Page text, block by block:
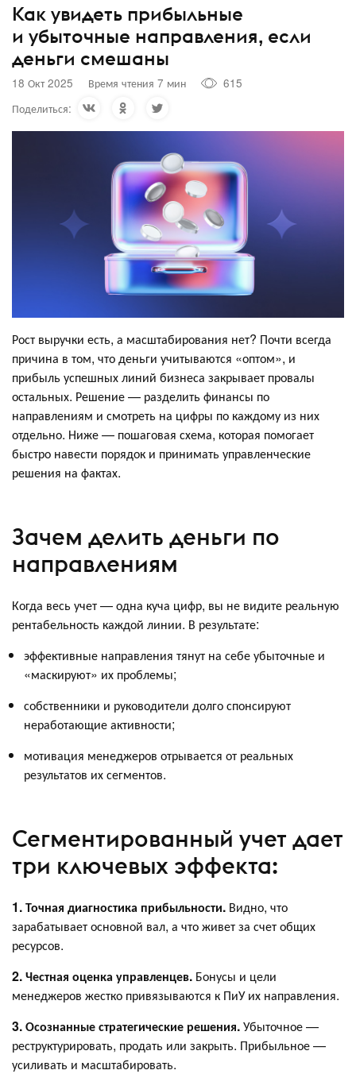
Как увидеть прибыльные
и убыточные направления, если
деньги смешаны
18 Окт 2025 Время чтения 7 мин
615
Поделиться:
Рост выручки есть, а масштабирования нет? Почти всегда
причина в том, что деньги учитываются «оптом», и
прибыль успешных линий бизнеса закрывает провалы
остальных. Решение — разделить финансы по
направлениям и смотреть на цифры по каждому из них
отдельно. Ниже — пошаговая схема, которая помогает
быстро навести порядок и принимать управленческие
решения на фактах.
Зачем делить деньги по
направлениям
Когда весь учет — одна куча цифр, вы не видите реальную
рентабельность каждой линии. В результате:
эффективные направления тянут на себе убыточные и
«маскируют» их проблемы;
собственники и руководители долго спонсируют
неработающие активности;
мотивация менеджеров отрывается от реальных
результатов их сегментов.
Сегментированный учет дает
три ключевых эффекта:
1. Точная диагностика прибыльности. Видно, что
зарабатывает основной вал, а что живет за счет общих
ресурсов.
2. Честная оценка управленцев. Бонусы и цели
менеджеров жестко привязываются к ПиУ их направления.
3. Осознанные стратегические решения.Убыточное —
реструктурировать, продать или закрыть. Прибыльное —
усиливать и масштабировать.